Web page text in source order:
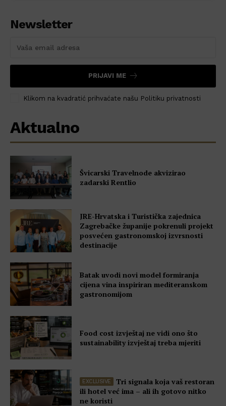
Newsletter
PRIJAVI ME
Klikom na kvadratić prihvaćate našu Politiku privatnosti
Aktualno
Švicarski Travelnode akvizirao
zadarski Rentlio
JRE-Hrvatska i Turistička zajednica
Zagrebačke županije pokrenuli projekt
posvećen gastronomskoj izvrsnosti
destinacije
Batak uvodi novi model formiranja
cijena vina inspiriran mediteranskom
gastronomijom
Food cost izvještaj ne vidi ono što
sustainability izvještaj treba mjeriti
Tri signala koja vaš restoran
ili hotel već ima – ali ih gotovo nitko
ne koristi